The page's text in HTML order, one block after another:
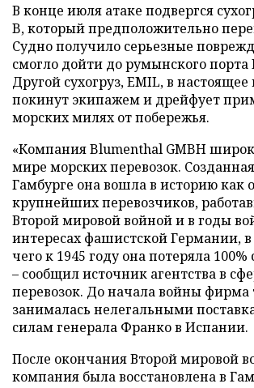
В конце июля атаке подвергся
B, который предположительно
Судно получило серьезные
смогло дойти до румынского порта
Другой сухогруз, EMIL, в настоящее
покинут экипажем и дрейфует
морских милях от побережья.
«Компания Blumenthal GMBH
мире морских перевозок. Созданная
Гамбурге она вошла в историю как
крупнейших перевозчиков,
Второй мировой войной и в годы
интересах фашистской Германии, в
чего к 1945 году она потеряла 100%
– сообщил источник агентства в
перевозок. До начала войны фирма
занималась нелегальными
силам генерала Франко в Испании.
После окончания Второй мировой
компания была восстановлена в